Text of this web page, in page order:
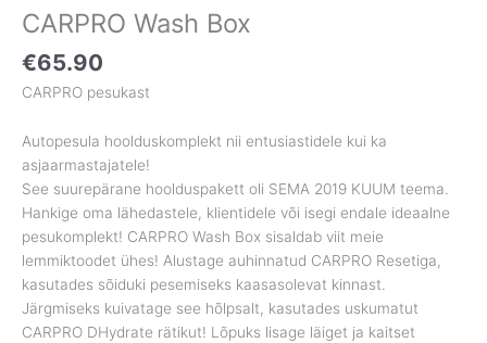
CARPRO Wash Box
€65.90
CARPRO pesukast
Autopesula hoolduskomplekt nii entusiastidele kui ka
asjaarmastajatele!
See suurepärane hoolduspakett oli SEMA 2019 KUUM teema.
Hankige oma lähedastele, klientidele või isegi endale ideaalne
pesukomplekt! CARPRO Wash Box sisaldab viit meie
lemmiktoodet ühes! Alustage auhinnatud CARPRO Resetiga,
kasutades sõiduki pesemiseks kaasasolevat kinnast.
Järgmiseks kuivatage see hõlpsalt, kasutades uskumatut
CARPRO DHydrate rätikut! Lõpuks lisage läiget ja kaitset